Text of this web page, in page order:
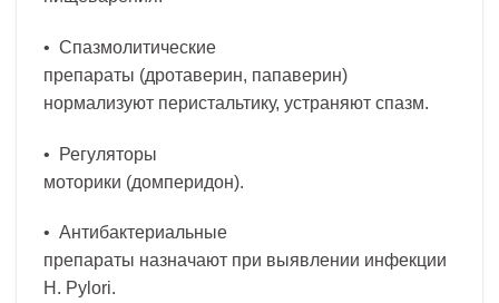
• Спазмолитические
препараты (дротаверин, папаверин)
нормализуют перистальтику, устраняют спазм.
• Регуляторы
моторики (домперидон).
• Антибактериальные
препараты назначают при выявлении инфекции
H. Pylori.